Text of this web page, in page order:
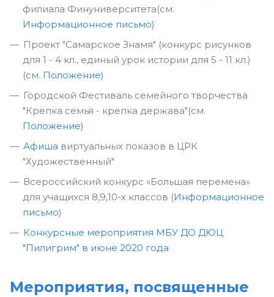
филиала Финуниверситета(см.
Информационное письмо)
Проект "Самарское Знамя" (конкурс рисунков
для 1 - 4 кл., единый урок истории для 5 - 11 кл.)
(см. Положение)
Городской Фестиваль семейного творчества
"Крепка семья - крепка держава"(см.
Положение)
Афиша виртуальных показов в ЦРК
"Художественный"
Всероссийский конкурс «Большая перемена»
для учащихся 8,9,10-х классов (Информационное
письмо)
Конкурсные мероприятия МБУ ДО ДЮЦ
"Пилигрим" в июне 2020 года
Мероприятия, посвященные